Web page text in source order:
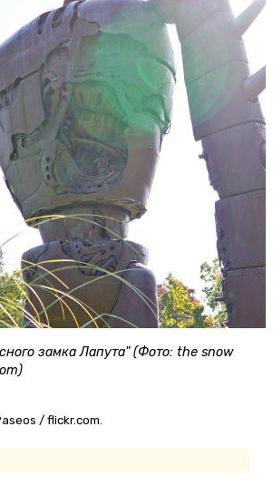
замка Лапута" (Фото: the snow
/ flickr.com.